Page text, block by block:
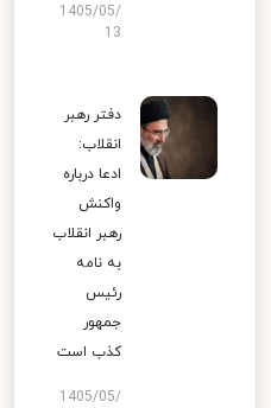
1405/05/
13
دفتر رهبر
انقلاب:
ادعا درباره
واکنش
رهبر انقلاب
به نامه
رئیس
جمهور
کذب است
1405/05/